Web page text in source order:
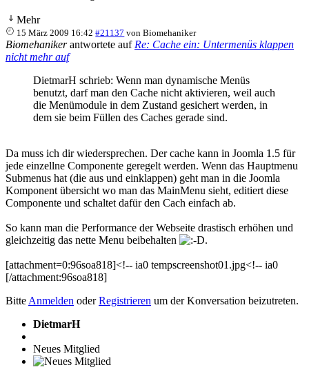
Mehr
15 März 2009 16:42 #21137 vonBiomehaniker
Biomehanikerantwortete auf Re: Cache ein: Untermenüs klappen
nicht mehr auf
DietmarH schrieb: Wenn man dynamische Menüs
benutzt, darf man den Cache nicht aktivieren, weil auch
die Menümodule in dem Zustand gesichert werden, in
dem sie beim Füllen des Caches gerade sind.
Da muss ich dir wiedersprechen. Der cache kann in Joomla 1.5 für
jede einzellne Componente geregelt werden. Wenn das Hauptmenu
Submenus hat (die aus und einklappen) geht man in die Joomla
Komponent übersicht wo man das MainMenu sieht, editiert diese
Componente und schaltet dafür den Cach einfach ab.
So kann man die Performance der Webseite drastisch erhöhen und
gleichzeitig das nette Menu beibehalten
.
[attachment=0:96soa818]<!-- ia0 tempscreenshot01.jpg<!-- ia0
[/attachment:96soa818]
Bitte Anmelden oderRegistrieren um der Konversation beizutreten.
DietmarH
Neues Mitglied